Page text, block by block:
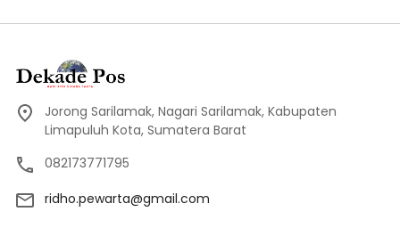
Jorong Sarilamak, Nagari Sarilamak, Kabupaten
Limapuluh Kota, Sumatera Barat
082173771795
ridho.pewarta@gmail.com